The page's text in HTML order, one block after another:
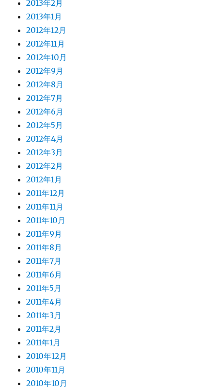
2013年2月
2013年1月
2012年12月
2012年11月
2012年10月
2012年9月
2012年8月
2012年7月
2012年6月
2012年5月
2012年4月
2012年3月
2012年2月
2012年1月
2011年12月
2011年11月
2011年10月
2011年9月
2011年8月
2011年7月
2011年6月
2011年5月
2011年4月
2011年3月
2011年2月
2011年1月
2010年12月
2010年11月
2010年10月